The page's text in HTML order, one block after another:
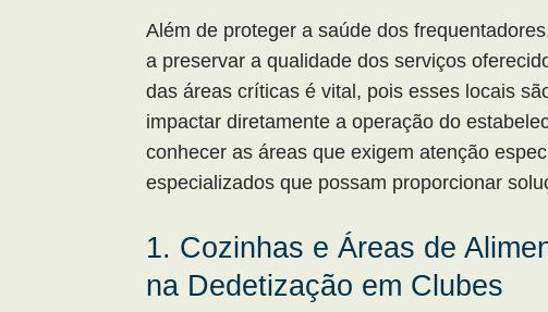
Além de proteger a saúde dos
a preservar a qualidade dos serviços
das áreas críticas é vital, pois esses locais
impactar diretamente a operação do
conhecer as áreas que exigem atenção
especializados que possam proporcionar
1. Cozinhas e Áreas de
na Dedetização em Clubes